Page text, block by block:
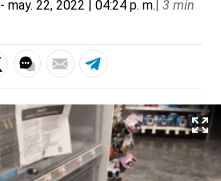
- may. 22, 2022 | 04:24 p. m.| 3 min